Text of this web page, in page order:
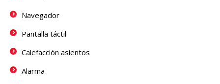
Navegador
Pantalla táctil
Calefacción asientos
Alarma